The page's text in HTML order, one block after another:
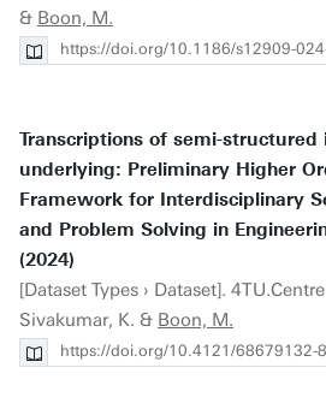
& Boon, M.
https://doi.org/10.1186/s12909-
Transcriptions of semi-structured
underlying: Preliminary Higher
Framework for Interdisciplinary
and Problem Solving in
(2024)
[Dataset Types › Dataset].
Sivakumar, K. & Boon, M.
https://doi.org/10.4121/68679132-8c48-